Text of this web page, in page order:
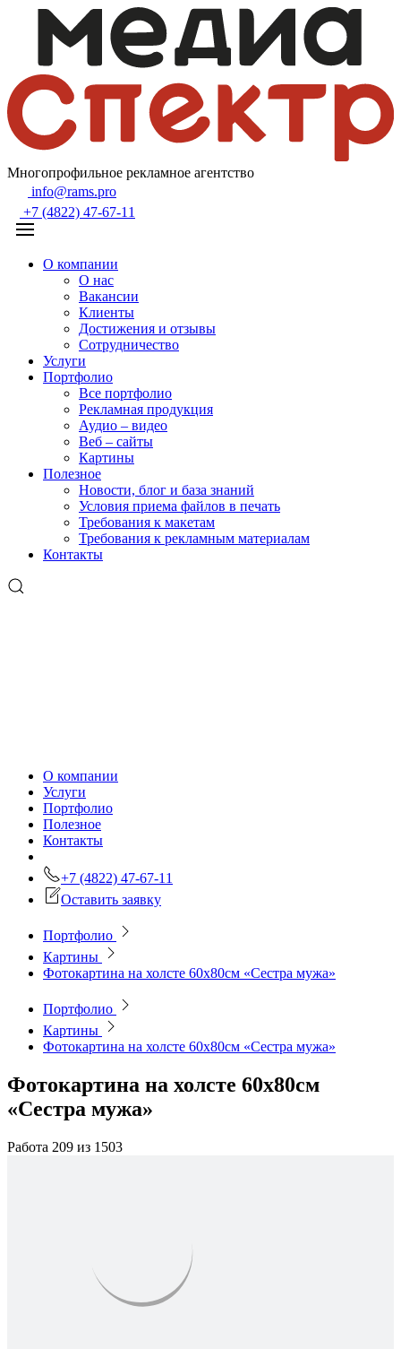
Многопрофильное рекламное агентство
info@rams.pro
+7 (4822) 47-67-11
О компании
О нас
Вакансии
Клиенты
Достижения и отзывы
Сотрудничество
Услуги
Портфолио
Все портфолио
Рекламная продукция
Аудио – видео
Веб – сайты
Картины
Полезное
Новости, блог и база знаний
Условия приема файлов в печать
Требования к макетам
Требования к рекламным материалам
Контакты
О компании
Услуги
Портфолио
Полезное
Контакты
+7 (4822) 47-67-11
Оставить заявку
Портфолио
Картины
Фотокартина на холсте 60х80см «Сестра мужа»
Портфолио
Картины
Фотокартина на холсте 60х80см «Сестра мужа»
Фотокартина на холсте 60х80см
«Сестра мужа»
Работа 209 из 1503